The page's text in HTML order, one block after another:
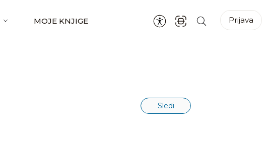
MOJE KNJIGE Prijava
Sledi